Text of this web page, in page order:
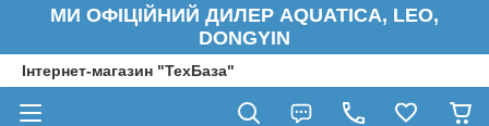
МИ ОФІЦІЙНИЙ ДИЛЕР AQUATICA, LEO,
DONGYIN
Інтернет-магазин "ТехБаза"